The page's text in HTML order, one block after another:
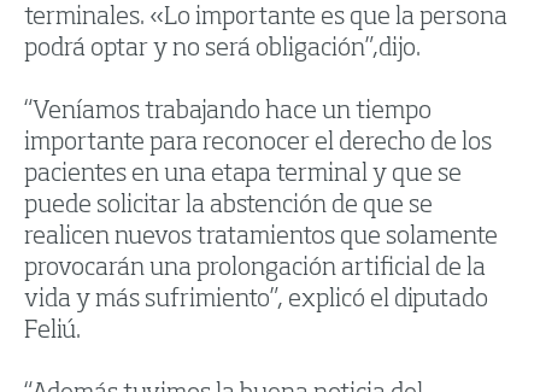
terminales. «Lo importante es que la persona
podrá optar y no será obligación”,dijo.
“Veníamos trabajando hace un tiempo
importante para reconocer el derecho de los
pacientes en una etapa terminal y que se
puede solicitar la abstención de que se
realicen nuevos tratamientos que solamente
provocarán una prolongación artificial de la
vida y más sufrimiento”, explicó el diputado
Feliú.